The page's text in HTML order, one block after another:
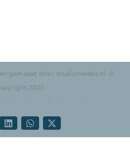
gemaakt door studiomedes.nl ©
2025
Assen, Beilen, Bolsward, Delfzijl, Deventer, Dokkum, Drachten, Drenthe, Dronten, Emmeloord,
Aldeboam – Dakdekker Gorredijk – Dakdekker Joure – Dakdekker Tijnje – Dakdekker Nij Beets –
– Dakdekker Sneek – Dakdekker Grou – Dakdekker Lemmer – Dakdekker Leeuwarden